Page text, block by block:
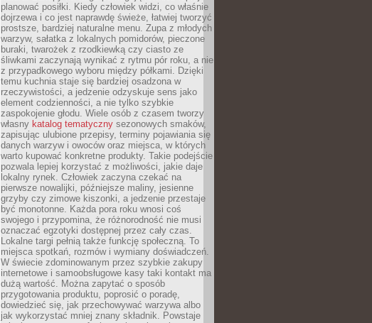
planować posiłki. Kiedy człowiek widzi, co właśnie
dojrzewa i co jest naprawdę świeże, łatwiej tworzyć
prostsze, bardziej naturalne menu. Zupa z młodych
warzyw, sałatka z lokalnych pomidorów, pieczone
buraki, twarożek z rzodkiewką czy ciasto ze
śliwkami zaczynają wynikać z rytmu pór roku, a nie
z przypadkowego wyboru między półkami. Dzięki
temu kuchnia staje się bardziej osadzona w
rzeczywistości, a jedzenie odzyskuje sens jako
element codzienności, a nie tylko szybkie
zaspokojenie głodu. Wiele osób z czasem tworzy
własny katalog tematyczny sezonowych smaków,
zapisując ulubione przepisy, terminy pojawiania się
danych warzyw i owoców oraz miejsca, w których
warto kupować konkretne produkty. Takie podejście
pozwala lepiej korzystać z możliwości, jakie daje
lokalny rynek. Człowiek zaczyna czekać na
pierwsze nowalijki, późniejsze maliny, jesienne
grzyby czy zimowe kiszonki, a jedzenie przestaje
być monotonne. Każda pora roku wnosi coś
swojego i przypomina, że różnorodność nie musi
oznaczać egzotyki dostępnej przez cały czas.
Lokalne targi pełnią także funkcję społeczną. To
miejsca spotkań, rozmów i wymiany doświadczeń.
W świecie zdominowanym przez szybkie zakupy
internetowe i samoobsługowe kasy taki kontakt ma
dużą wartość. Można zapytać o sposób
przygotowania produktu, poprosić o poradę,
dowiedzieć się, jak przechowywać warzywa albo
jak wykorzystać mniej znany składnik. Powstaje